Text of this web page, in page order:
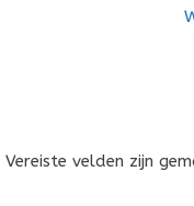
Vereiste velden zijn